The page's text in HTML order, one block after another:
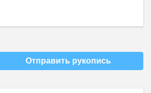
Отправить рукопись